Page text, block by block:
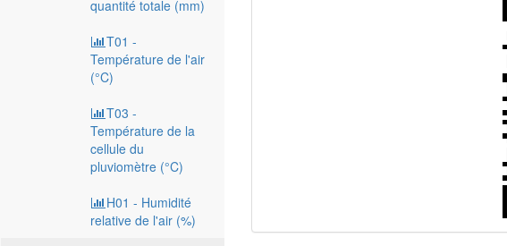
quantité totale (mm)
T01 -
Température de l'air
(°C)
T03 -
Température de la
cellule du
pluviomètre (°C)
H01 - Humidité
relative de l'air (%)